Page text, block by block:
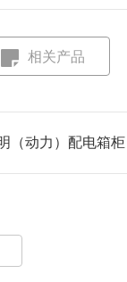
相关产品
（动力）配电箱